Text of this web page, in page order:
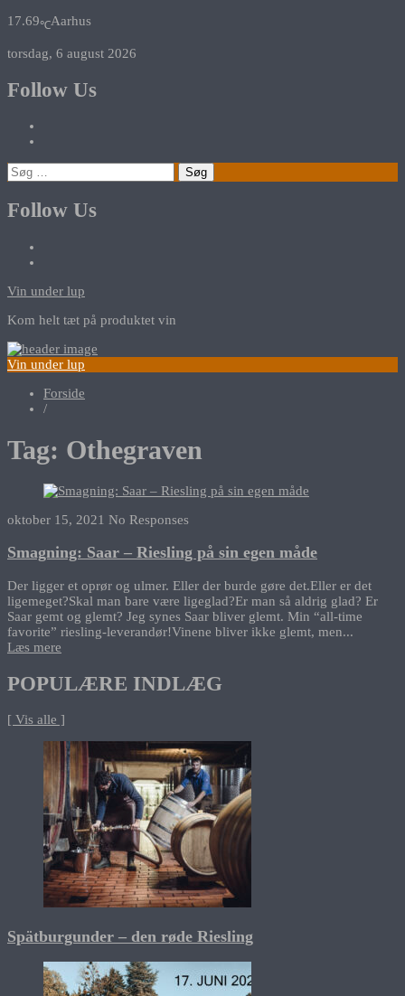
17.69℃Aarhus
torsdag, 6 august 2026
Follow Us
Søg
efter:
Follow Us
Vin under lup
Kom helt tæt på produktet vin
Vin under lup
Forside
/
Tag: Othegraven
oktober 15, 2021 No Responses
Smagning: Saar – Riesling på sin egen måde
Der ligger et oprør og ulmer. Eller der burde gøre det.Eller er det
ligemeget?Skal man bare være ligeglad?Er man så aldrig glad? Er
Saar gemt og glemt? Jeg synes Saar bliver glemt. Min “all-time
favorite” riesling-leverandør!Vinene bliver ikke glemt, men...
Læs mere
POPULÆRE INDLÆG
[ Vis alle ]
Spätburgunder – den røde Riesling